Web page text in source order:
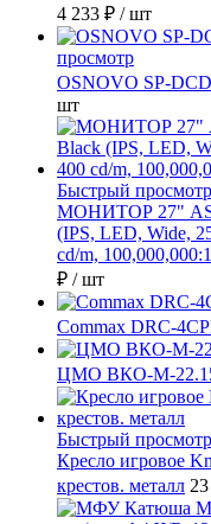
4 233 ₽ / шт
просмотр
OSNOVO SP-
шт
Быстрый просмотр
МОНИТОР 27"
(IPS, LED, Wide,
cd/m,
₽ / шт
Commax DRC-
ЦМО ВКО-М-
Быстрый просмотр
Кресло игровое
крестов. металл